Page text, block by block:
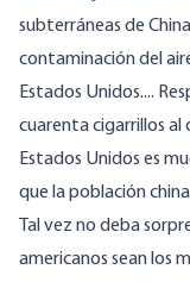
subterráneas de
contaminación del
Estados Unidos....
cuarenta cigarrillos al
Estados Unidos es
que la población
Tal vez no deba
americanos sean los